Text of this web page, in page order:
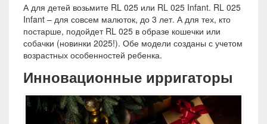
А для детей возьмите RL 025 или RL 025 Infant. RL 025
Infant – для совсем малюток, до 3 лет. А для тех, кто
постарше, подойдет RL 025 в образе кошечки или
собачки (новинки 2025!). Обе модели созданы с учетом
возрастных особенностей ребенка.
Инновационные ирригаторы